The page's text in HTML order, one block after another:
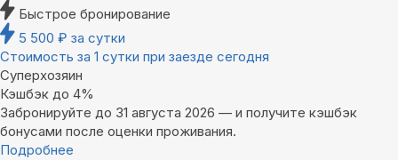
Быстрое бронирование
5 500 ₽ за сутки
Стоимость за 1 сутки при заезде сегодня
Суперхозяин
Кэшбэк до 4%
Забронируйте до 31 августа 2026 — и получите кэшбэк
бонусами после оценки проживания.
Подробнее